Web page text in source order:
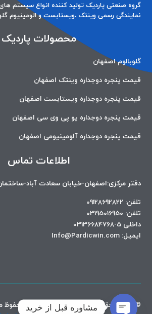
گروه صنعتی پاردیک تولید کننده انواع سیستم
نمایندگی رسمی وینتک ،ویستابست و الومینیوم
محصولات پاردیک
گلوبالوم اصفهان
قیمت پنجره دوجداره وینتک اصفهان
قیمت پنجره دوجداره ویستابست اصفهان
قیمت پنجره دوجداره یو پی وی سی اصفهان
قیمت پنجره دوجداره آلومینیومی اصفهان
اطلاعات تماس
دفتر مرکزی:اصفهان-خیابان سعادت آباد-ساختمان
تلفن: 09128692822
تلفن: 03195016950
داخلی 5-03136684768
ایمیل: Info@Pardicwin.com
© تمامی حقوق برای شرکت پاردیک وین
مشاوره قبل از خرید